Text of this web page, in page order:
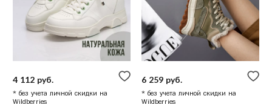
4 112 руб.
* без учета личной скидки на
Wildberries
6 259 руб.
* без учета личной скидки на
Wildberries